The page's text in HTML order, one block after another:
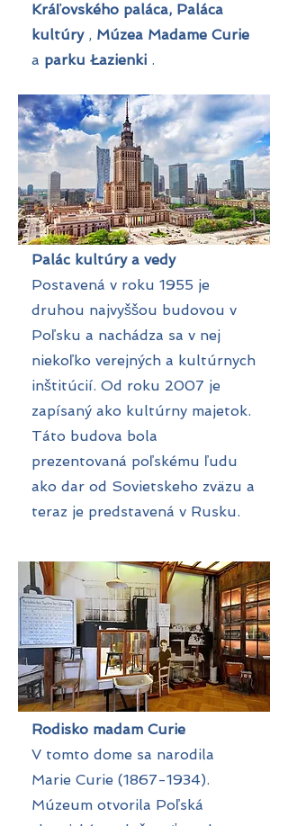
Kráľovského paláca, Paláca
kultúry, Múzea Madame Curie
a parku Łazienki .
Palác kultúry a vedy
Postavená v roku 1955 je
druhou najvyššou budovou v
Poľsku a nachádza sa v nej
niekoľko verejných a kultúrnych
inštitúcií. Od roku 2007 je
zapísaný ako kultúrny majetok.
Táto budova bola
prezentovaná poľskému ľudu
ako dar od Sovietskeho zväzu a
teraz je predstavená v Rusku.
Rodisko madam Curie
V tomto dome sa narodila
Marie Curie (1867-1934).
Múzeum otvorila Poľská